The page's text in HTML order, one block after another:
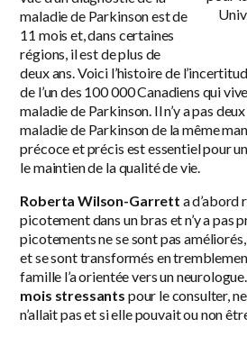
maladie de Parkinson est de
11 mois et, dans certaines
régions, il est de plus de
deux ans. Voici l’histoire de
de l’un des 100 000 Canadiens qui
maladie de Parkinson. Il n’y a pas
maladie de Parkinson de la même
précoce et précis est essentiel pour
le maintien de la qualité de vie.
Roberta Wilson-Garrett a d’abord
picotement dans un bras et n’y a pas
picotements ne se sont pas
et se sont transformés en
famille l’a orientée vers un
mois stressants pour le consulter,
n’allait pas et si elle pouvait ou non